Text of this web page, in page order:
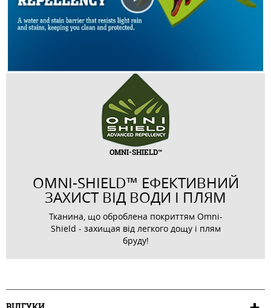
OMNI-SHIELD™
OMNI-SHIELD™ ЕФЕКТИВНИЙ
ЗАХИСТ ВІД ВОДИ І ПЛЯМ
Тканина, що оброблена покриттям Omni-
Shield - захищая від легкого дощу і плям
бруду!